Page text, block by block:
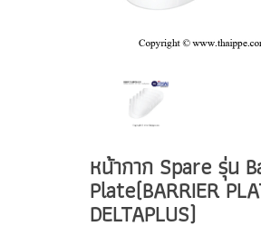
หน้ากาก Spare รุ่น
Plate(BARRIER
DELTAPLUS)